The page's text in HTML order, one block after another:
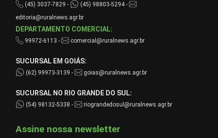
(45) 3037-7829 -
(45) 98803-5294 -
editoria@ruralnews.agr.br
DEPARTAMENTO COMERCIAL:
99972-6113 - comercial@ruralnews.agr.br
SUCURSAL EM GOIÁS:
(62) 99973-3139 - goias@ruralnews.agr.br
SUCURSAL NO RIO GRANDE DO SUL:
(54) 98132-5338 - riograndedosul@ruralnews.agr.br
Assine nossa newsletter